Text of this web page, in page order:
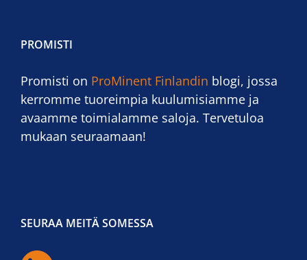
PROMISTI
Promisti on ProMinent Finlandin blogi, jossa
kerromme tuoreimpia kuulumisiamme ja
avaamme toimialamme saloja. Tervetuloa
mukaan seuraamaan!
SEURAA MEITÄ SOMESSA